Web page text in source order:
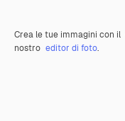
Crea le tue immagini con il
nostro editor di foto.